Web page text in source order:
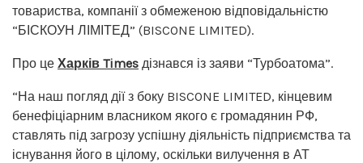
товариства, компанії з обмеженою відповідальністю
“БІСКОУН ЛІМІТЕД” (BISCONE LIMITED).
Про це Харків Times дізнався із заяви “Турбоатома”.
“На наш погляд дії з боку BISCONE LIMITED, кінцевим
бенефіціарним власником якого є громадянин РФ,
ставлять під загрозу успішну діяльність підприємства та
існування його в цілому, оскільки вилучення в АТ